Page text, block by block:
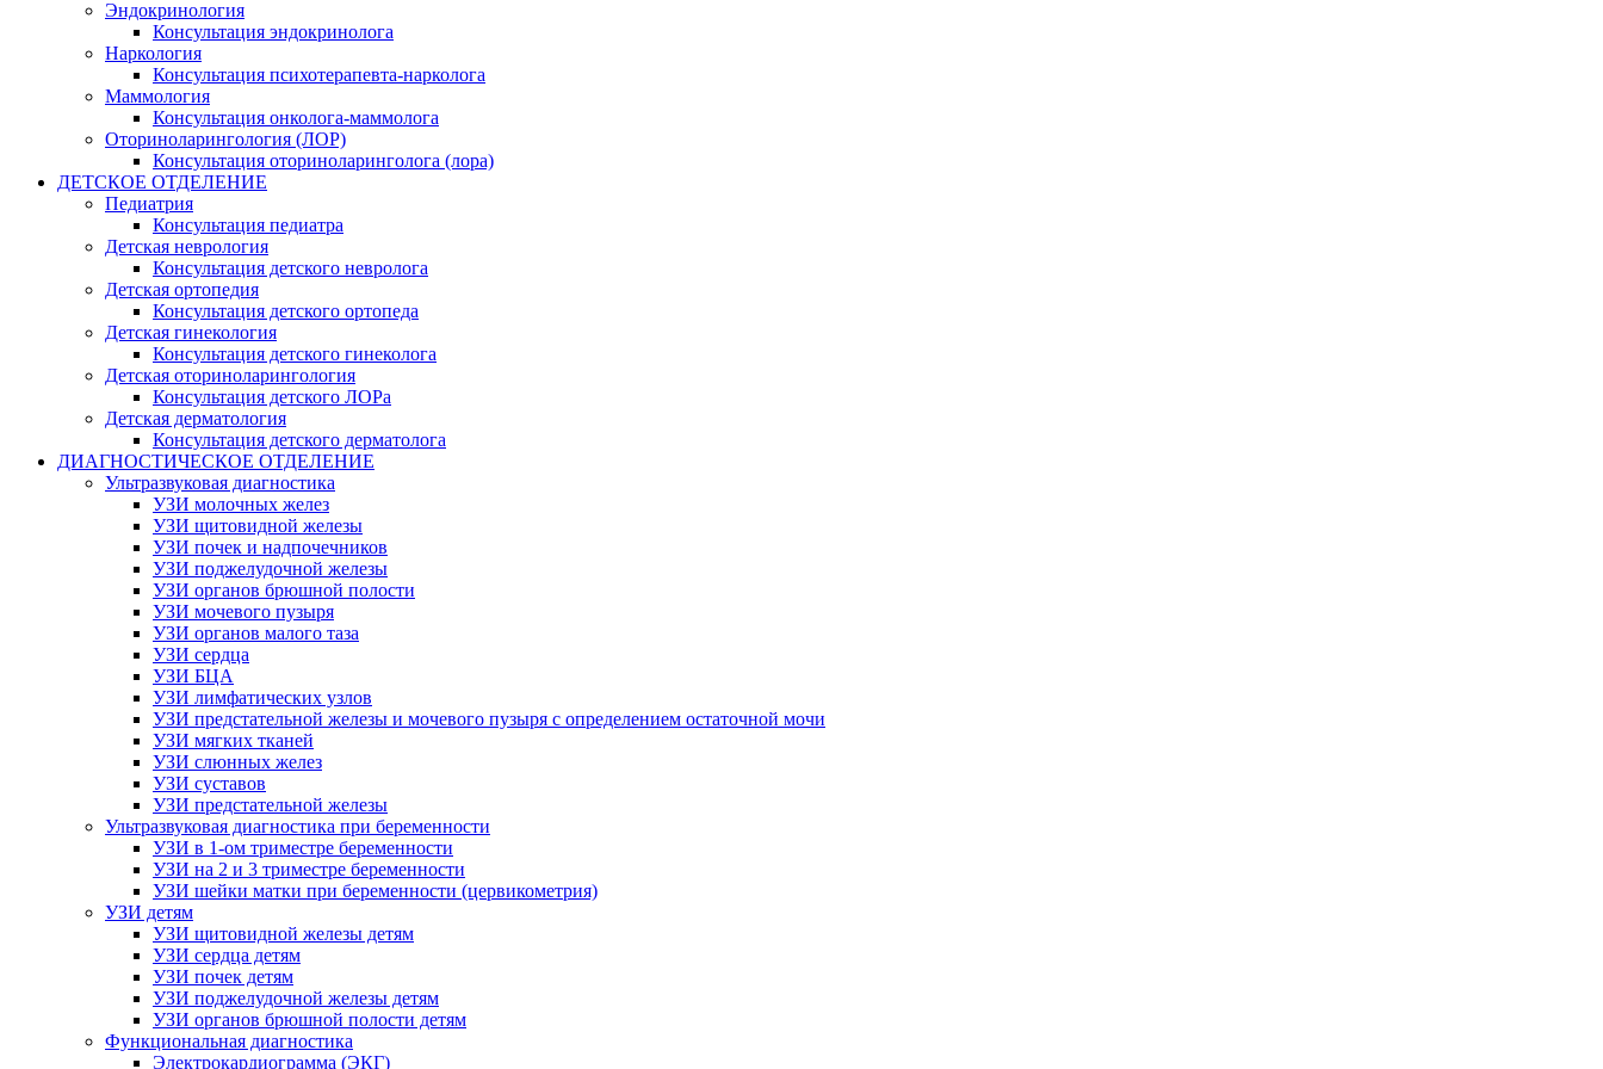
Эндокринология
Консультация эндокринолога
Наркология
Консультация психотерапевта-нарколога
Маммология
Консультация онколога-маммолога
Оториноларингология (ЛОР)
Консультация оториноларинголога (лора)
ДЕТСКОЕ ОТДЕЛЕНИЕ
Педиатрия
Консультация педиатра
Детская неврология
Консультация детского невролога
Детская ортопедия
Консультация детского ортопеда
Детская гинекология
Консультация детского гинеколога
Детская оториноларингология
Консультация детского ЛОРа
Детская дерматология
Консультация детского дерматолога
ДИАГНОСТИЧЕСКОЕ ОТДЕЛЕНИЕ
Ультразвуковая диагностика
УЗИ молочных желез
УЗИ щитовидной железы
УЗИ почек и надпочечников
УЗИ поджелудочной железы
УЗИ органов брюшной полости
УЗИ мочевого пузыря
УЗИ органов малого таза
УЗИ сердца
УЗИ БЦА
УЗИ лимфатических узлов
УЗИ предстательной железы и мочевого пузыря с определением остаточной мочи
УЗИ мягких тканей
УЗИ слюнных желез
УЗИ суставов
УЗИ предстательной железы
Ультразвуковая диагностика при беременности
УЗИ в 1-ом триместре беременности
УЗИ на 2 и 3 триместре беременности
УЗИ шейки матки при беременности (цервикометрия)
УЗИ детям
УЗИ щитовидной железы детям
УЗИ сердца детям
УЗИ почек детям
УЗИ поджелудочной железы детям
УЗИ органов брюшной полости детям
Функциональная диагностика
Электрокардиограмма (ЭКГ)